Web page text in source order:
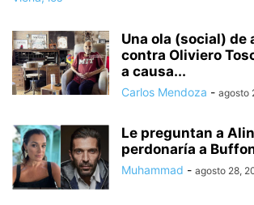
Una ola (social) de
contra Oliviero
a causa...
Carlos Mendoza - agosto
Le preguntan a
perdonaría a
Muhammad - agosto 28,